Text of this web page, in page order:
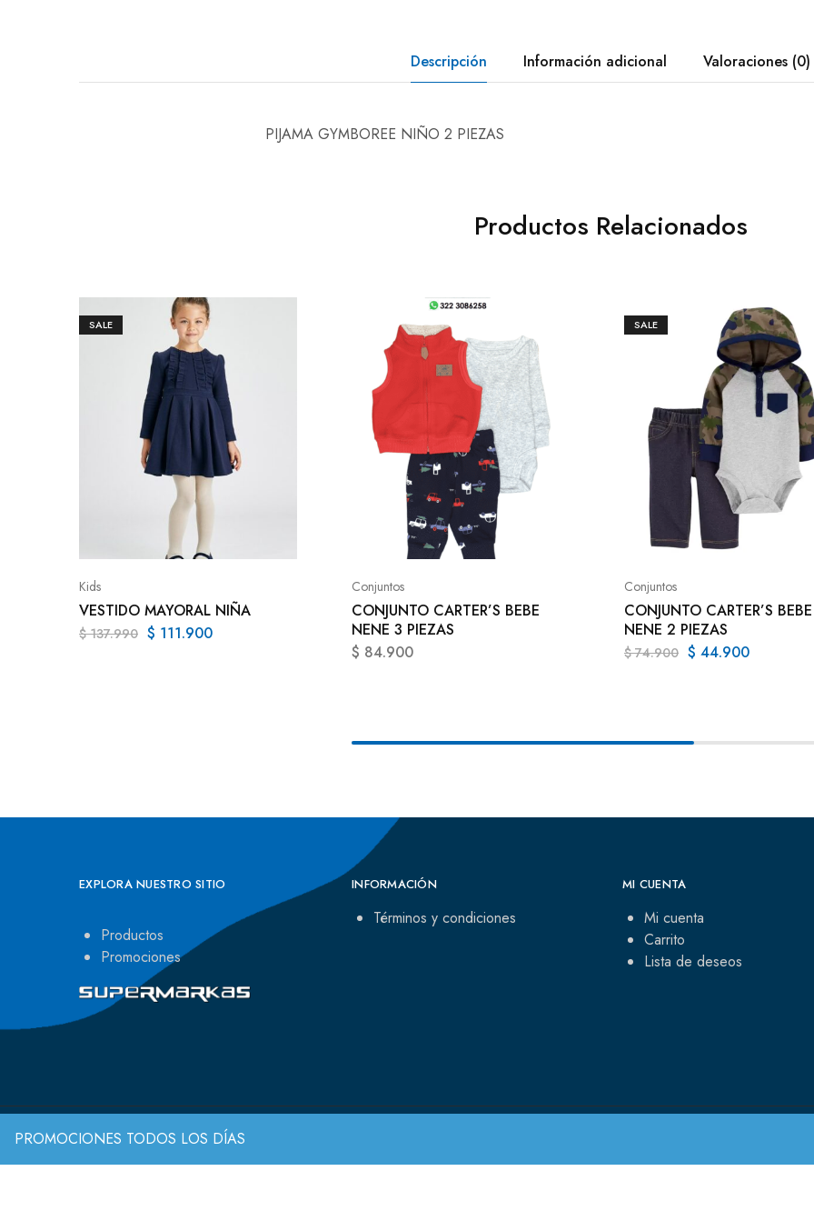
PROMOCIONES TODOS LOS DÍAS
Descripción Información adicional Valoraciones (0)
PIJAMA GYMBOREE NIÑO 2 PIEZAS
Productos Relacionados
SALE
Kids
VESTIDO MAYORAL NIÑA
$137.990 $ 111.900
Conjuntos
CONJUNTO CARTER’S BEBE
NENE 3 PIEZAS
$ 84.900
SALE
Conjuntos
CONJUNTO CARTER’S BEBE
NENE 2 PIEZAS
$74.900 $ 44.900
EXPLORA NUESTRO SITIO
Productos
Promociones
INFORMACIÓN
Términos y condiciones
MI CUENTA
Mi cuenta
Carrito
Lista de deseos
© 2022 Todos los derechos reservados.